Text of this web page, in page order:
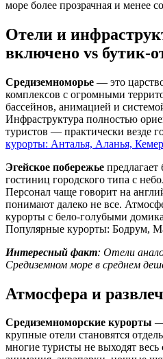
море более прозрачная и менее
Отели и
включено vs бутик-
Средиземноморье — это
комплексов с огромными
бассейнов, анимацией и
Инфраструктура полностью
туристов — практически везде
курорты: Анталья, Аланья,
Эгейское побережье
гостиниц городского типа с
Персонал чаще говорит на
понимают далеко не все.
курорты с бело-голубыми
Популярные курорты: Бодрум,
Интересный факт: Отели
Средиземном море в среднем
Атмосфера и
Средиземноморские курорты —
крупные отели становятся
многие туристы не выходят весь